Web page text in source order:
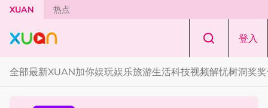
Skip to main content
XUAN 热点
登入
全部最新XUAN加你娱玩娱乐旅游生活科技视频解忧树洞奖